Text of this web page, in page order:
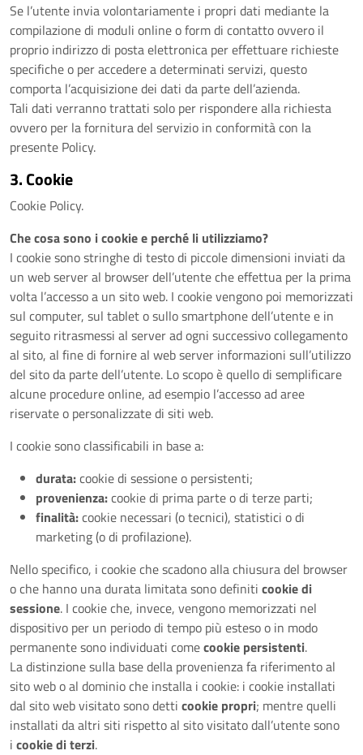
Se l’utente invia volontariamente i propri dati mediante la
compilazione di moduli online o form di contatto ovvero il
proprio indirizzo di posta elettronica per effettuare richieste
specifiche o per accedere a determinati servizi, questo
comporta l’acquisizione dei dati da parte dell’azienda.
Tali dati verranno trattati solo per rispondere alla richiesta
ovvero per la fornitura del servizio in conformità con la
presente Policy.
3. Cookie
Cookie Policy.
Che cosa sono i cookie e perché li utilizziamo?
I cookie sono stringhe di testo di piccole dimensioni inviati da
un web server al browser dell’utente che effettua per la prima
volta l’accesso a un sito web. I cookie vengono poi memorizzati
sul computer, sul tablet o sullo smartphone dell’utente e in
seguito ritrasmessi al server ad ogni successivo collegamento
al sito, al fine di fornire al web server informazioni sull’utilizzo
del sito da parte dell’utente. Lo scopo è quello di semplificare
alcune procedure online, ad esempio l’accesso ad aree
riservate o personalizzate di siti web.
I cookie sono classificabili in base a:
durata:cookie di sessione o persistenti;
provenienza:cookie di prima parte o di terze parti;
finalità:cookie necessari (o tecnici), statistici o di
marketing (o di profilazione).
Nello specifico, i cookie che scadono alla chiusura del browser
o che hanno una durata limitata sono definiti cookie di
sessione. I cookie che, invece, vengono memorizzati nel
dispositivo per un periodo di tempo più esteso o in modo
permanente sono individuati comecookie persistenti.
La distinzione sulla base della provenienza fa riferimento al
sito web o al dominio che installa i cookie: i cookie installati
dal sito web visitato sono detti cookie propri; mentre quelli
installati da altri siti rispetto al sito visitato dall’utente sono
i cookie di terzi.